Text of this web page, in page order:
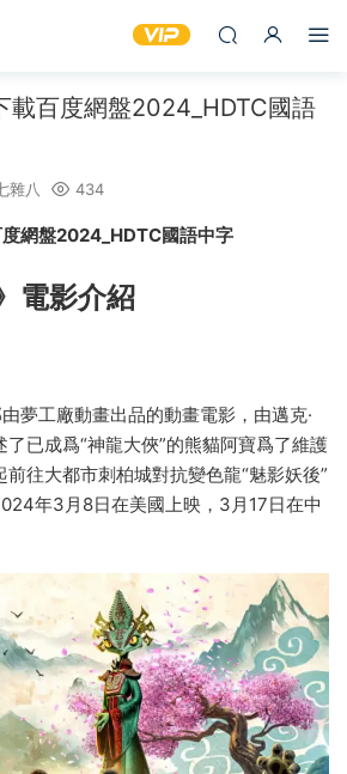
載百度網盤2024_HDTC國語
雜八 434
度網盤2024_HDTC國語中字
電影介紹
夢工廠動畫出品的動畫電影，由邁克·
已成爲“神龍大俠”的熊貓阿寶爲了維護
往大都市刺柏城對抗變色龍“魅影妖後”
年3月8日在美國上映，3月17日在中